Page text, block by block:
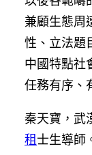
兼顧生態周
性、立法題
中國特點社
任務有序、
秦天寶，武
租士生導師